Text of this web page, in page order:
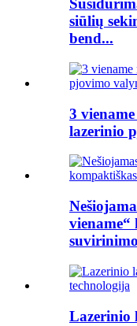
siūlių
bend...
3
lazerinio
viename“
Lazerinio